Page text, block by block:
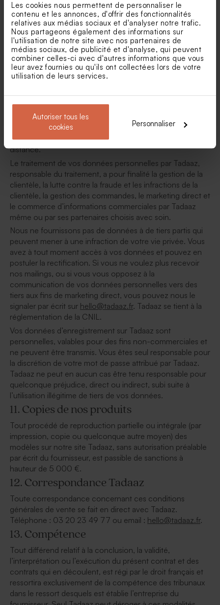
Les cookies nous permettent de personnaliser le
contenu et les annonces, d'offrir des fonctionnalités
relatives aux médias sociaux et d'analyser notre trafic.
Nous partageons également des informations sur
l'utilisation de notre site avec nos partenaires de
médias sociaux, de publicité et d'analyse, qui peuvent
combiner celles-ci avec d'autres informations que vous
leur avez fournies ou qu'ils ont collectées lors de votre
utilisation de leurs services.
Autoriser tous les
cookies
Personnaliser
9. Prix
Tous les prix d’articles indiqués sur Tadaaz sont exprimés
en Euros TTC. Ces prix sont valables un mois après envoi
de votre devis. Une éventuelle durée de validité plus
courte sera mentionnée dans le devis. Tadaaz se réserve
le droit de modifier ou augmenter ses prix après expiration
de la validité mentionnée dans votre devis. Dans ce cas,
10. Gestion de données et protection de la
vie privée
Tadaaz est lié à la législation française et européenne
concernant la vente transfrontalière par courrier et à
distance.
Le traitement de vos données personnelles par Tadaaz,
responsable du traitement, a pour finalité la gestion de la
clientèle, la lutte contre la fraude et les infractions de la
clientèle, la gestion des commandes, le marketing direct et
le commerce d’informations commerciales par Tadaaz
même ou par ses partenaires choisis avec soin.
Nous ne fournissons pas de données à de tiers partis qui
peuvent mener à une infraction de votre vie privée. Vous
avez à tout moment accès à vos données et pouvez en
postuler la rectification. Si vous ne voulez plus recevoir
nos mailings, ou si vous vous opposez à la
communication de vos données personnelles vers des
tiers aux fins de marketing direct, vous pouvez nous le
signaler par écrit sur hello@tadaaz.fr. Tadaaz se tient à la
réglementation de la CNIL.
Vos données d’enregistrement sur Tadaaz sont
personnelles, valables pour des fins non-commerciales et
ne peuvent être transmis. Vous êtes seul responsable pour
la discrétion de votre mot de passe attribué par Tadaaz.
Tadaaz ne peut en aucun cas être tenu responsable pour
quelconque préjudice, direct ou indirect, subi suite à
l’utilisation illégitime de tiers de vos données.
11. Copies de nos produits
Tout procédé de reproduction partielle ou intégrale (par
impression, copie ou quelconque autre moyen) des
modèles sur notre site Tadaaz, sans autorisation préalable
par écrit du fournisseur, est passible de sanctions à
hauteur de 5 000 €.
12. Correspondance Tadaaz
Toute correspondance concernant ces conditions
générales de vente se fait en direct avec Tadaaz.
Téléphone : 03 20 23 49 77 ou email : hello@tadaaz.fr.
13. Compétence
Tout différend relatif à la conclusion, la validité,
l’interprétation ou l’exécution du présent contrat et des
contrats qui en découlent, est régi par le droit français et
ressortira exclusivement de la compétence des tribunaux
dans le ressort desquels est établie l’entreprise du